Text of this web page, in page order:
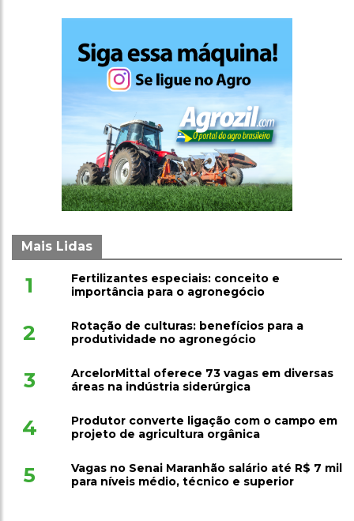
Mais Lidas
1
Fertilizantes especiais: conceito e
importância para o agronegócio
2
Rotação de culturas: benefícios para a
produtividade no agronegócio
3
ArcelorMittal oferece 73 vagas em diversas
áreas na indústria siderúrgica
4
Produtor converte ligação com o campo em
projeto de agricultura orgânica
5
Vagas no Senai Maranhão salário até R$ 7 mil
para níveis médio, técnico e superior